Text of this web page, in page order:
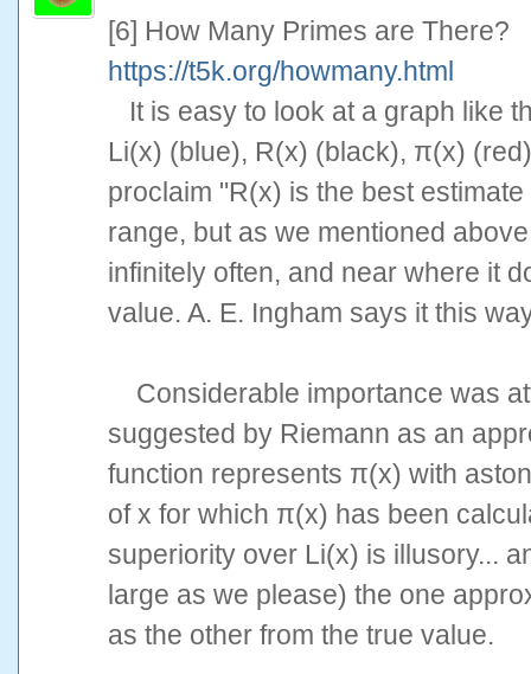
[6] How Many Primes are There?
https://t5k.org/howmany.html
It is easy to look at a graph like
Li(x) (blue), R(x) (black), π(x)
proclaim "R(x) is the best
range, but as we mentioned
infinitely often, and near where it
value. A. E. Ingham says it this
Considerable importance was
suggested by Riemann as an
function represents π(x) with
of x for which π(x) has been
superiority over Li(x) is illusory...
large as we please) the one
as the other from the true value.